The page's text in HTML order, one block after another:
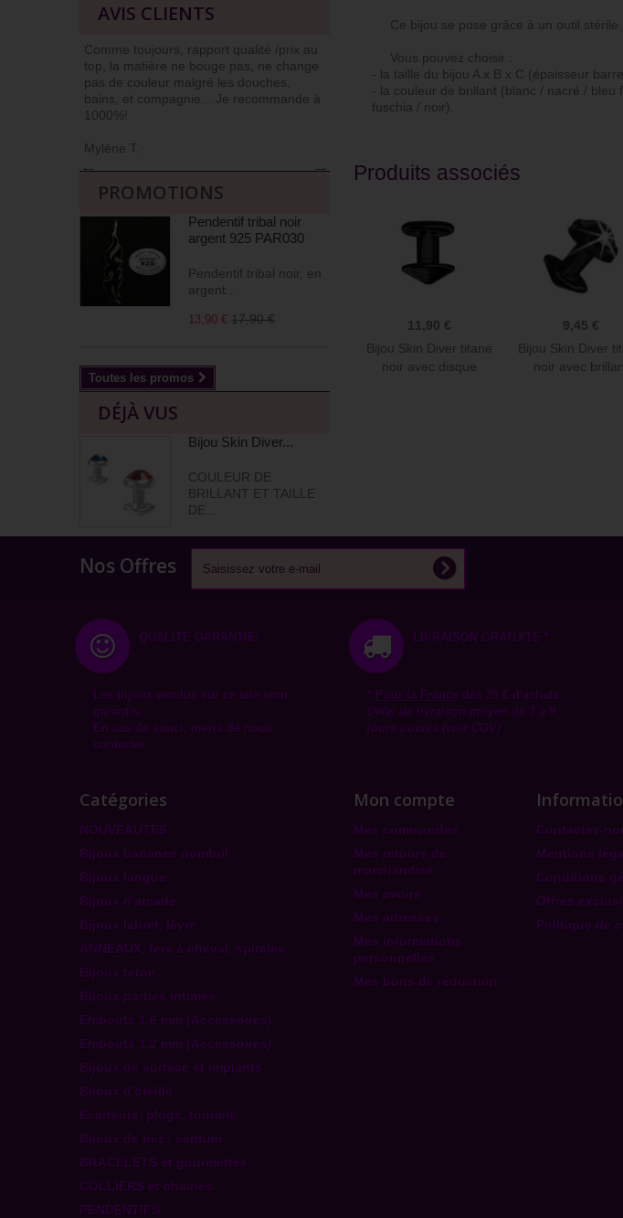
AVIS CLIENTS
Comme toujours, rapport qualité /prix au
top, la matière ne bouge pas, ne change
pas de couleur malgré les douches,
bains, et compagnie... Je recommande à
1000%!
Mylène T.
car niveau qualité prix c’est au top !
Commander et reçu rapidement articles
livrés soigneusement et avec gentillesse
(j’apprécie !)
la
→
←
PROMOTIONS
Pendentif tribal noir
argent 925 PAR030
Pendentif tribal noir, en
argent...
13,90 € 17,90 €
Toutes les promos
DÉJÀ VUS
Bijou Skin Diver...
COULEUR DE
BRILLANT ET TAILLE
DE...
Ce bijou se pose grâce à un outil stérile.
Vous pouvez choisir :
- la taille du bijou A x B x C (épaisseur
- la couleur de brillant (blanc / nacré /
fuschia / noir).
Produits associés
11,90 €
Bijou Skin Diver titane
noir avec disque
9,45 €
Bijou Skin Diver
noir avec
Nos Offres
QUALITÉ GARANTIE!
Les bijoux vendus sur ce site sont
garantis.
En cas de souci, merci de nous
contacter.
LIVRAISON GRATUITE *
* Pour la France dès 35 € d'achats.
Délai de livraison moyen de 3 à 9
jours ouvrés (voir CGV)
Catégories
NOUVEAUTES
Bijoux bananes nombril
Bijoux langue
Bijoux d'arcade
Bijoux labret, lèvre
ANNEAUX, fers à cheval, spirales
Bijoux téton
Bijoux parties intimes
Embouts 1,6 mm (Accessoires)
Embouts 1,2 mm (Accessoires)
Bijoux de surface et implants
Bijoux d'oreille
Ecarteurs, plugs, tunnels
Bijoux de nez / septum
BRACELETS et gourmettes
COLLIERS et chaines
PENDENTIFS
Mon compte
Mes commandes
Mes retours de
marchandise
Mes avoirs
Mes adresses
Mes informations
personnelles
Mes bons de réduction
Contactez-
Mentions
Conditions
Offres
Politique de